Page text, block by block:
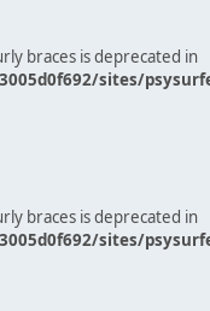
braces is deprecated in
sites/
braces is deprecated in
sites/